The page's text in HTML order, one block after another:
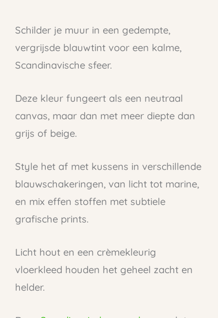
Schilder je muur in een gedempte,
vergrijsde blauwtint voor een kalme,
Scandinavische sfeer.
Deze kleur fungeert als een neutraal
canvas, maar dan met meer diepte dan
grijs of beige.
Style het af met kussens in verschillende
blauwschakeringen, van licht tot marine,
en mix effen stoffen met subtiele
grafische prints.
Licht hout en een crèmekleurig
vloerkleed houden het geheel zacht en
helder.